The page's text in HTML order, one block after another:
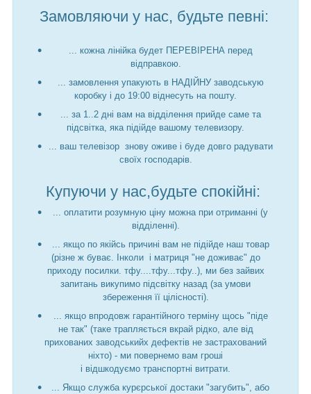
Замовляючи у нас, будьте певні:
... кожна лінійка будет ПЕРЕВІРЕНА перед
відправкою.
... замовлення упакують в НАДІЙНУ заводськую
коробку і до 19:00 віднесуть на пошту.
... за 1..2 дні вам на відділення прийде саме та
підсвітка, яка підійде вашому телевизору.
... ваш телевізор знову оживе і буде довго радувати
своїх господарів.
Купуючи у нас,будьте спокійні:
... оплатити розумную ціну можна при отриманні (у
відділенні).
... якщо по якійсь причині вам не підійде наш товар
(різне ж буває. Інколи і матриця "не доживає" до
приходу посилки. тфу....тфу...тфу..), ми без зайвих
запитань викупимо підсвітку назад (за умови
збереження її цілісності).
... якщо впродовж гарантійного терміну щось "піде
не так" (таке трапляється вкрай рідко, але від
прихованих заводськийх дефектів не застрахований
ніхто) - ми повернемо вам гроші
і відшкодуємо транспортні витрати.
... Якщо служба курєрської достаки "загубить", або